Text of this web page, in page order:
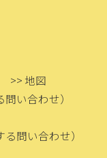
>> 地図
問い合わせ）
る問い合わせ）